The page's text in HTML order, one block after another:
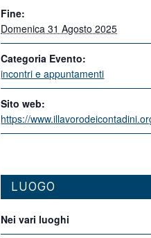
Fine:
Domenica 31 Agosto 2025
Categoria Evento:
incontri e appuntamenti
Sito web:
https://
LUOGO
Nei vari luoghi